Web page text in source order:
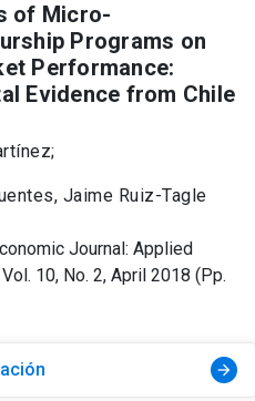
of Micro-
Programs on
Performance:
Evidence from Chile
Jaime Ruiz-Tagle
Journal: Applied
10, No. 2, April 2018 (Pp.
arrow_forward